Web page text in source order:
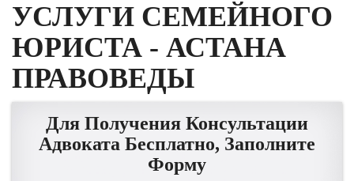
УСЛУГИ СЕМЕЙНОГО
ЮРИСТА - АСТАНА
ПРАВОВЕДЫ
Для Получения Консультации
Адвоката Бесплатно, Заполните
Форму